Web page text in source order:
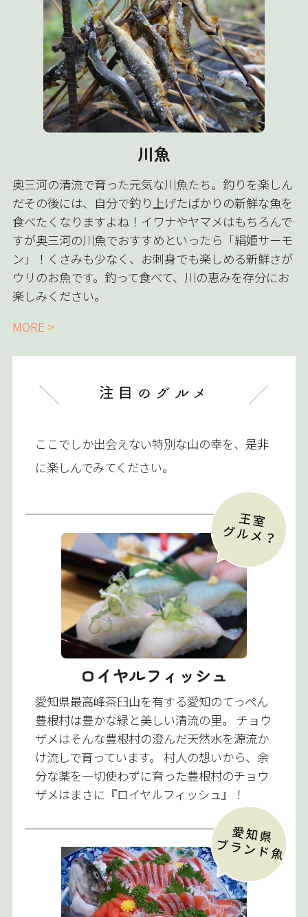
川魚
奥三河の清流で育った元気な川魚たち。釣りを楽しん
だその後には、自分で釣り上げたばかりの新鮮な魚を
食べたくなりますよね！イワナやヤマメはもちろんで
すが奥三河の川魚でおすすめといったら「絹姫サーモ
ン」！くさみも少なく、お刺身でも楽しめる新鮮さが
ウリのお魚です。釣って食べて、川の恵みを存分にお
楽しみください。
MORE >
ここでしか出会えない特別な山の幸を、是非
に楽しんでみてください。
ロイヤルフィッシュ
愛知県最高峰茶臼山を有する愛知のてっぺん
豊根村は豊かな緑と美しい清流の里。 チョウ
ザメはそんな豊根村の澄んだ天然水を源流か
け流しで育っています。 村人の想いから、余
分な薬を一切使わずに育った豊根村のチョウ
ザメはまさに『ロイヤルフィッシュ』！